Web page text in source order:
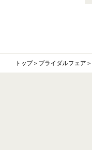
トップ＞ ブライダルフェア ＞